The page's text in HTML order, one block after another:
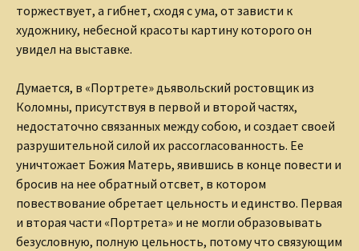
торжествует, а гибнет, сходя с ума, от зависти к
художнику, небесной красоты картину которого он
увидел на выставке.
Думается, в «Портрете» дьявольский ростовщик из
Коломны, присутствуя в первой и второй частях,
недостаточно связанных между собою, и создает своей
разрушительной силой их рассогласованность. Ее
уничтожает Божия Матерь, явившись в конце повести и
бросив на нее обратный отсвет, в котором
повествование обретает цельность и единство. Первая
и вторая части «Портрета» и не могли образовывать
безусловную, полную цельность, потому что связующим